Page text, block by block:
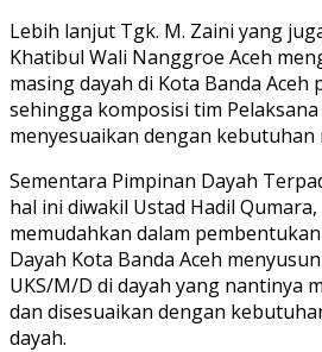
Lebih lanjut Tgk. M. Zaini yang
Khatibul Wali Nanggroe Aceh
masing dayah di Kota Banda Aceh
sehingga komposisi tim
menyesuaikan dengan kebutuhan
Sementara Pimpinan Dayah
hal ini diwakil Ustad Hadil
memudahkan dalam
Dayah Kota Banda Aceh
UKS/M/D di dayah yang nantinya
dan disesuaikan dengan
dayah.